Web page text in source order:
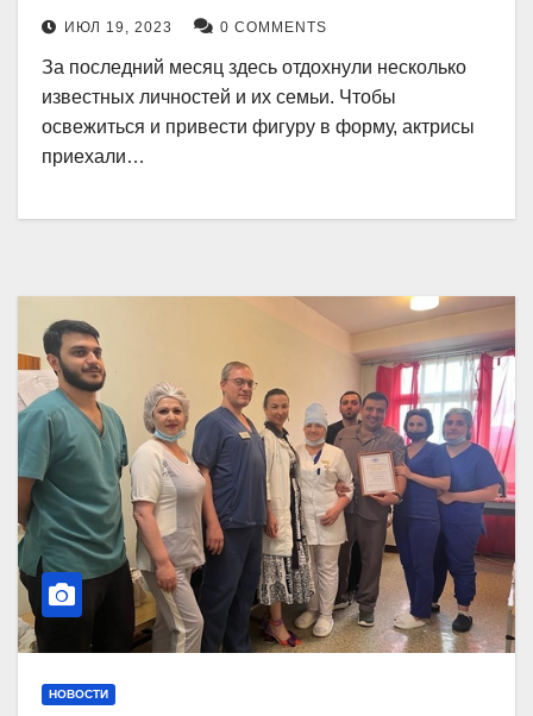
ИЮЛ 19, 2023 0 COMMENTS
За последний месяц здесь отдохнули несколько
известных личностей и их семьи. Чтобы
освежиться и привести фигуру в форму, актрисы
приехали…
НОВОСТИ